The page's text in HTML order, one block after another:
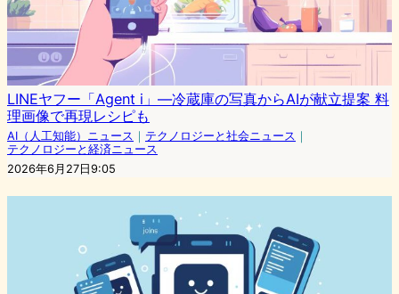
LINEヤフー「Agent i」―冷蔵庫の写真からAIが献立提案 料
理画像で再現レシピも
AI（人工知能）ニュース ｜ テクノロジーと社会ニュース ｜
テクノロジーと経済ニュース
2026年6月27日9:05